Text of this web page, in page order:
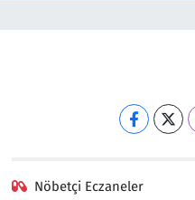
Nöbetçi Eczaneler